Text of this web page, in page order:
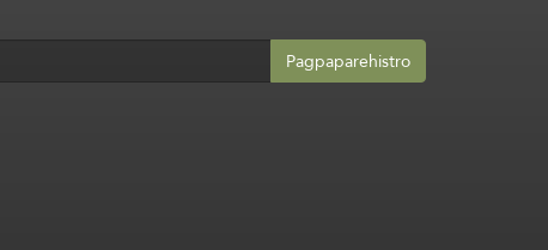
Pagpaparehistro